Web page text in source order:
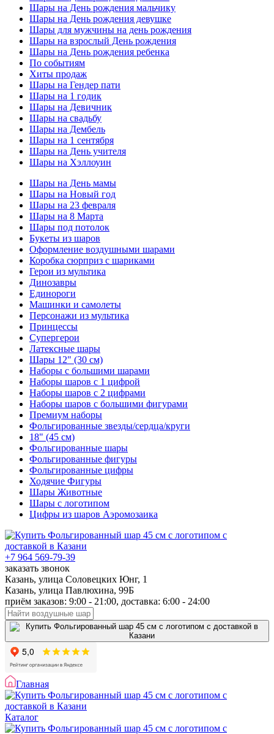
Шары на День рождения мальчику
Шары на День рождения девушке
Шары для мужчины на день рождения
Шары на взрослый День рождения
Шары на День рождения ребенка
По событиям
Хиты продаж
Шары на Гендер пати
Шары на 1 годик
Шары на Девичник
Шары на свадьбу
Шары на Дембель
Шары на 1 сентября
Шары на День учителя
Шары на Хэллоуин
Шары на День мамы
Шары на Новый год
Шары на 23 февраля
Шары на 8 Марта
Шары под потолок
Букеты из шаров
Оформление воздушными шарами
Коробка сюрприз с шариками
Герои из мультика
Динозавры
Единороги
Машинки и самолеты
Персонажи из мультика
Принцессы
Супергерои
Латексные шары
Шары 12" (30 см)
Наборы с большими шарами
Наборы шаров с 1 цифрой
Наборы шаров с 2 цифрами
Наборы шаров с большими фигурами
Премиум наборы
Фольгированные звезды/сердца/круги
18" (45 см)
Фольгированные шары
Фольгированные фигуры
Фольгированные цифры
Ходячие Фигуры
Шары Животные
Шары с логотипом
Цифры из шаров Аэромозаика
+7 964 569-79-39
заказать звонок
Казань, улица Соловецких Юнг, 1
Казань, улица Павлюхина, 99Б
приём заказов: 9:00 - 21:00, доставка: 6:00 - 24:00
Главная
Каталог